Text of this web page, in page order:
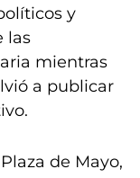
y
las
mientras
a publicar
de Mayo,